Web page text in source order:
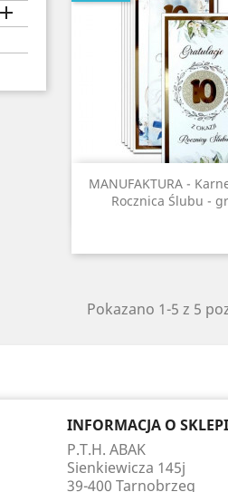

MANUFAKTURA -
Rocznica Ślubu -
Szybki
Pokazano 1-5 z 5
INFORMACJA O
P.T.H. ABAK
Sienkiewicza 145j
39-400 Tarnobrzeg